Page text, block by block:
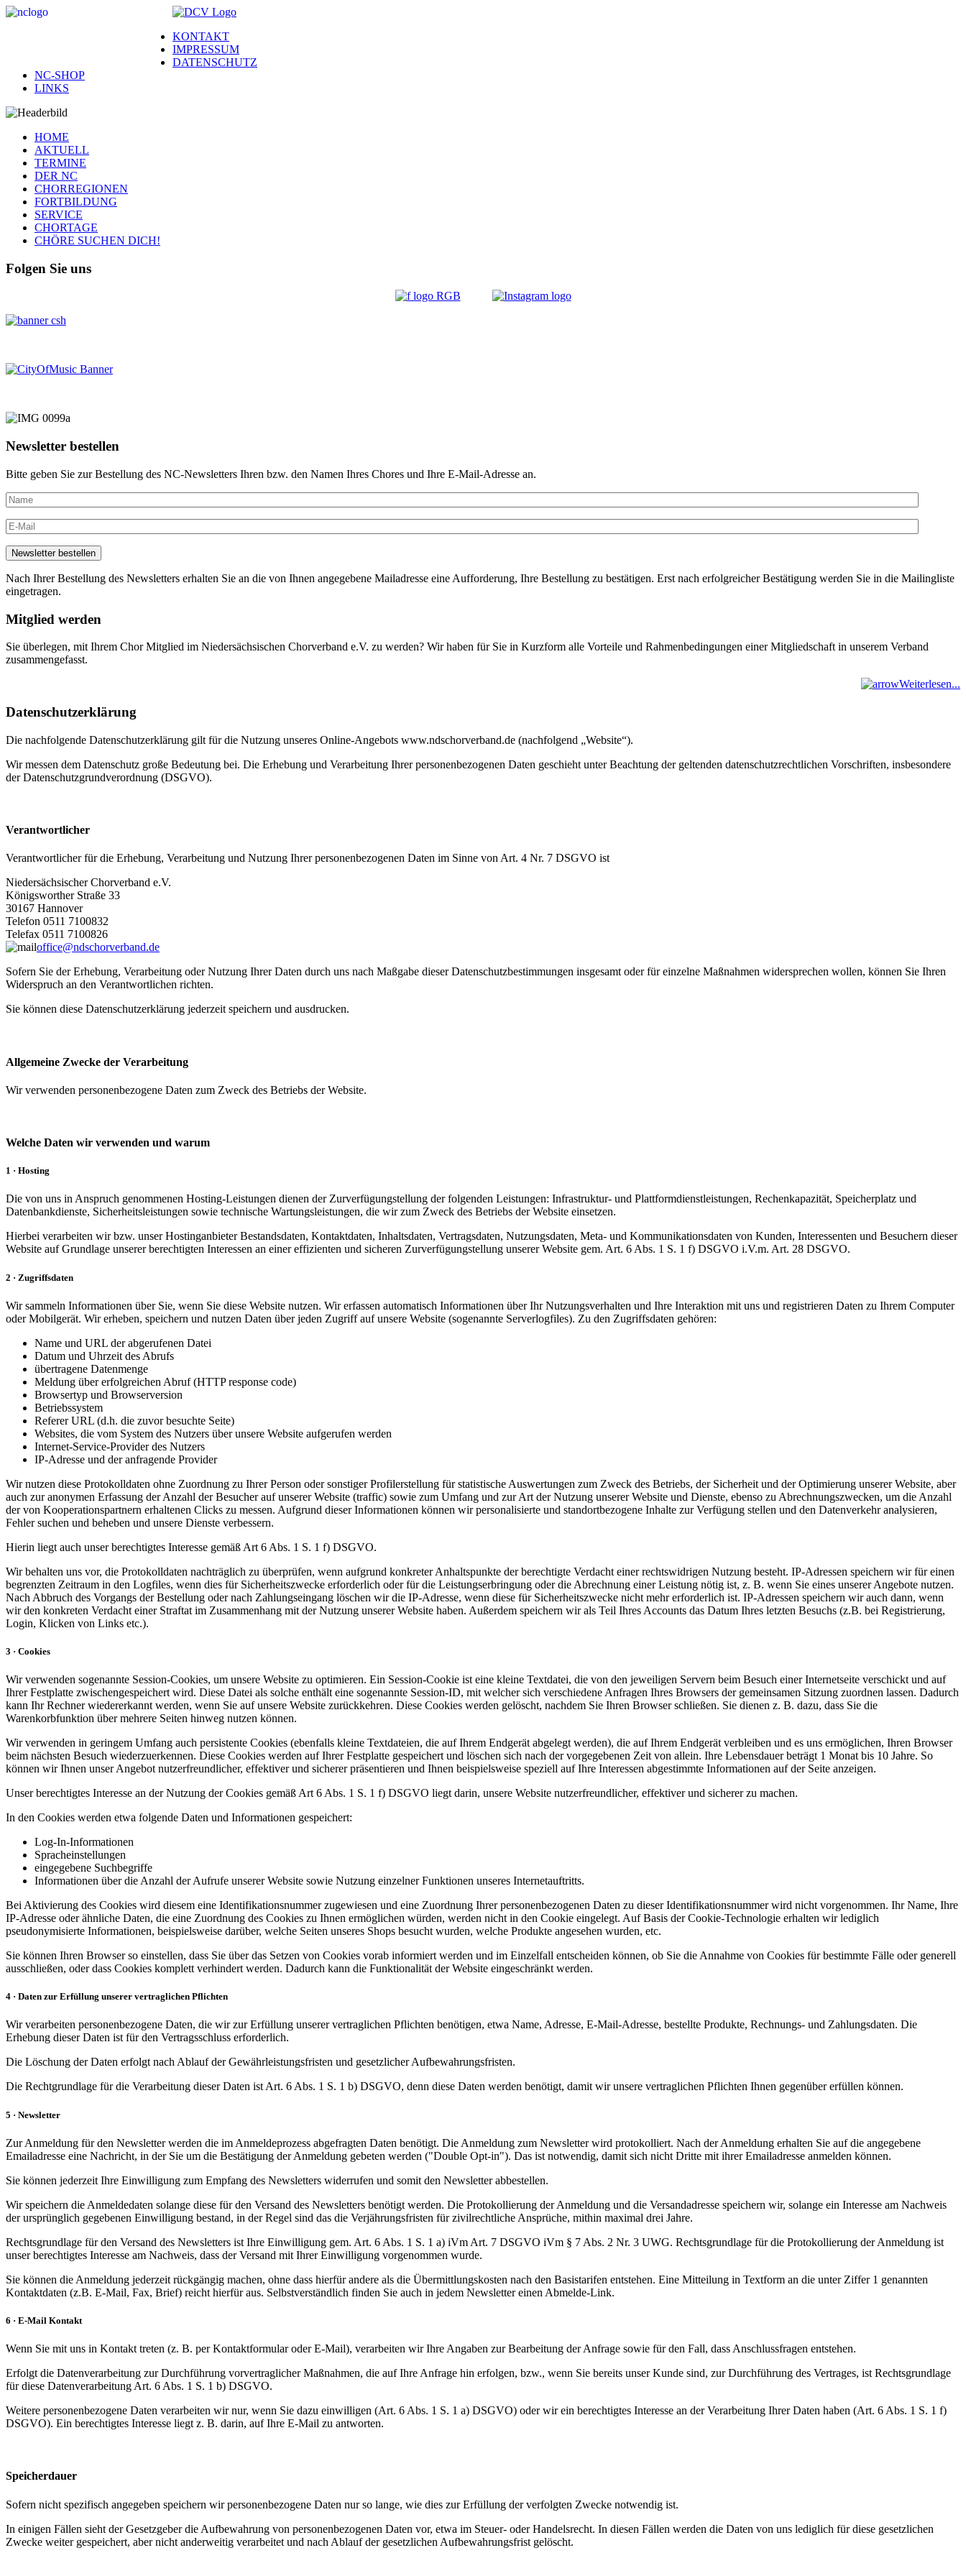
KONTAKT
IMPRESSUM
DATENSCHUTZ
NC-SHOP
LINKS
HOME
AKTUELL
TERMINE
DER NC
CHORREGIONEN
FORTBILDUNG
SERVICE
CHORTAGE
CHÖRE SUCHEN DICH!
Folgen Sie uns
Newsletter bestellen
Bitte geben Sie zur Bestellung des NC-Newsletters Ihren bzw. den Namen Ihres Chores und Ihre E-Mail-Adresse an.
Nach Ihrer Bestellung des Newsletters erhalten Sie an die von Ihnen angegebene Mailadresse eine Aufforderung, Ihre Bestellung zu bestätigen. Erst nach erfolgreicher Bestätigung werden Sie in die Mailingliste
eingetragen.
Mitglied werden
Sie überlegen, mit Ihrem Chor Mitglied im Niedersächsischen Chorverband e.V. zu werden? Wir haben für Sie in Kurzform alle Vorteile und Rahmenbedingungen einer Mitgliedschaft in unserem Verband
zusammengefasst.
Weiterlesen...
Datenschutzerklärung
Die nachfolgende Datenschutzerklärung gilt für die Nutzung unseres Online-Angebots www.ndschorverband.de (nachfolgend „Website“).
Wir messen dem Datenschutz große Bedeutung bei. Die Erhebung und Verarbeitung Ihrer personenbezogenen Daten geschieht unter Beachtung der geltenden datenschutzrechtlichen Vorschriften, insbesondere
der Datenschutzgrundverordnung (DSGVO).
Verantwortlicher
Verantwortlicher für die Erhebung, Verarbeitung und Nutzung Ihrer personenbezogenen Daten im Sinne von Art. 4 Nr. 7 DSGVO ist
Niedersächsischer Chorverband e.V.
Königsworther Straße 33
30167 Hannover
Telefon 0511 7100832
Telefax 0511 7100826
office@ndschorverband.de
Sofern Sie der Erhebung, Verarbeitung oder Nutzung Ihrer Daten durch uns nach Maßgabe dieser Datenschutzbestimmungen insgesamt oder für einzelne Maßnahmen widersprechen wollen, können Sie Ihren
Widerspruch an den Verantwortlichen richten.
Sie können diese Datenschutzerklärung jederzeit speichern und ausdrucken.
Allgemeine Zwecke der Verarbeitung
Wir verwenden personenbezogene Daten zum Zweck des Betriebs der Website.
Welche Daten wir verwenden und warum
1 · Hosting
Die von uns in Anspruch genommenen Hosting-Leistungen dienen der Zurverfügungstellung der folgenden Leistungen: Infrastruktur- und Plattformdienstleistungen, Rechenkapazität, Speicherplatz und
Datenbankdienste, Sicherheitsleistungen sowie technische Wartungsleistungen, die wir zum Zweck des Betriebs der Website einsetzen.
Hierbei verarbeiten wir bzw. unser Hostinganbieter Bestandsdaten, Kontaktdaten, Inhaltsdaten, Vertragsdaten, Nutzungsdaten, Meta- und Kommunikationsdaten von Kunden, Interessenten und Besuchern dieser
Website auf Grundlage unserer berechtigten Interessen an einer effizienten und sicheren Zurverfügungstellung unserer Website gem. Art. 6 Abs. 1 S. 1 f) DSGVO i.V.m. Art. 28 DSGVO.
2 · Zugriffsdaten
Wir sammeln Informationen über Sie, wenn Sie diese Website nutzen. Wir erfassen automatisch Informationen über Ihr Nutzungsverhalten und Ihre Interaktion mit uns und registrieren Daten zu Ihrem Computer
oder Mobilgerät. Wir erheben, speichern und nutzen Daten über jeden Zugriff auf unsere Website (sogenannte Serverlogfiles). Zu den Zugriffsdaten gehören:
Name und URL der abgerufenen Datei
Datum und Uhrzeit des Abrufs
übertragene Datenmenge
Meldung über erfolgreichen Abruf (HTTP response code)
Browsertyp und Browserversion
Betriebssystem
Referer URL (d.h. die zuvor besuchte Seite)
Websites, die vom System des Nutzers über unsere Website aufgerufen werden
Internet-Service-Provider des Nutzers
IP-Adresse und der anfragende Provider
Wir nutzen diese Protokolldaten ohne Zuordnung zu Ihrer Person oder sonstiger Profilerstellung für statistische Auswertungen zum Zweck des Betriebs, der Sicherheit und der Optimierung unserer Website, aber
auch zur anonymen Erfassung der Anzahl der Besucher auf unserer Website (traffic) sowie zum Umfang und zur Art der Nutzung unserer Website und Dienste, ebenso zu Abrechnungszwecken, um die Anzahl
der von Kooperationspartnern erhaltenen Clicks zu messen. Aufgrund dieser Informationen können wir personalisierte und standortbezogene Inhalte zur Verfügung stellen und den Datenverkehr analysieren,
Fehler suchen und beheben und unsere Dienste verbessern.
Hierin liegt auch unser berechtigtes Interesse gemäß Art 6 Abs. 1 S. 1 f) DSGVO.
Wir behalten uns vor, die Protokolldaten nachträglich zu überprüfen, wenn aufgrund konkreter Anhaltspunkte der berechtigte Verdacht einer rechtswidrigen Nutzung besteht. IP-Adressen speichern wir für einen
begrenzten Zeitraum in den Logfiles, wenn dies für Sicherheitszwecke erforderlich oder für die Leistungserbringung oder die Abrechnung einer Leistung nötig ist, z. B. wenn Sie eines unserer Angebote nutzen.
Nach Abbruch des Vorgangs der Bestellung oder nach Zahlungseingang löschen wir die IP-Adresse, wenn diese für Sicherheitszwecke nicht mehr erforderlich ist. IP-Adressen speichern wir auch dann, wenn
wir den konkreten Verdacht einer Straftat im Zusammenhang mit der Nutzung unserer Website haben. Außerdem speichern wir als Teil Ihres Accounts das Datum Ihres letzten Besuchs (z.B. bei Registrierung,
Login, Klicken von Links etc.).
3 · Cookies
Wir verwenden sogenannte Session-Cookies, um unsere Website zu optimieren. Ein Session-Cookie ist eine kleine Textdatei, die von den jeweiligen Servern beim Besuch einer Internetseite verschickt und auf
Ihrer Festplatte zwischengespeichert wird. Diese Datei als solche enthält eine sogenannte Session-ID, mit welcher sich verschiedene Anfragen Ihres Browsers der gemeinsamen Sitzung zuordnen lassen. Dadurch
kann Ihr Rechner wiedererkannt werden, wenn Sie auf unsere Website zurückkehren. Diese Cookies werden gelöscht, nachdem Sie Ihren Browser schließen. Sie dienen z. B. dazu, dass Sie die
Warenkorbfunktion über mehrere Seiten hinweg nutzen können.
Wir verwenden in geringem Umfang auch persistente Cookies (ebenfalls kleine Textdateien, die auf Ihrem Endgerät abgelegt werden), die auf Ihrem Endgerät verbleiben und es uns ermöglichen, Ihren Browser
beim nächsten Besuch wiederzuerkennen. Diese Cookies werden auf Ihrer Festplatte gespeichert und löschen sich nach der vorgegebenen Zeit von allein. Ihre Lebensdauer beträgt 1 Monat bis 10 Jahre. So
können wir Ihnen unser Angebot nutzerfreundlicher, effektiver und sicherer präsentieren und Ihnen beispielsweise speziell auf Ihre Interessen abgestimmte Informationen auf der Seite anzeigen.
Unser berechtigtes Interesse an der Nutzung der Cookies gemäß Art 6 Abs. 1 S. 1 f) DSGVO liegt darin, unsere Website nutzerfreundlicher, effektiver und sicherer zu machen.
In den Cookies werden etwa folgende Daten und Informationen gespeichert:
Log-In-Informationen
Spracheinstellungen
eingegebene Suchbegriffe
Informationen über die Anzahl der Aufrufe unserer Website sowie Nutzung einzelner Funktionen unseres Internetauftritts.
Bei Aktivierung des Cookies wird diesem eine Identifikationsnummer zugewiesen und eine Zuordnung Ihrer personenbezogenen Daten zu dieser Identifikationsnummer wird nicht vorgenommen. Ihr Name, Ihre
IP-Adresse oder ähnliche Daten, die eine Zuordnung des Cookies zu Ihnen ermöglichen würden, werden nicht in den Cookie eingelegt. Auf Basis der Cookie-Technologie erhalten wir lediglich
pseudonymisierte Informationen, beispielsweise darüber, welche Seiten unseres Shops besucht wurden, welche Produkte angesehen wurden, etc.
Sie können Ihren Browser so einstellen, dass Sie über das Setzen von Cookies vorab informiert werden und im Einzelfall entscheiden können, ob Sie die Annahme von Cookies für bestimmte Fälle oder generell
ausschließen, oder dass Cookies komplett verhindert werden. Dadurch kann die Funktionalität der Website eingeschränkt werden.
4 · Daten zur Erfüllung unserer vertraglichen Pflichten
Wir verarbeiten personenbezogene Daten, die wir zur Erfüllung unserer vertraglichen Pflichten benötigen, etwa Name, Adresse, E-Mail-Adresse, bestellte Produkte, Rechnungs- und Zahlungsdaten. Die
Erhebung dieser Daten ist für den Vertragsschluss erforderlich.
Die Löschung der Daten erfolgt nach Ablauf der Gewährleistungsfristen und gesetzlicher Aufbewahrungsfristen.
Die Rechtgrundlage für die Verarbeitung dieser Daten ist Art. 6 Abs. 1 S. 1 b) DSGVO, denn diese Daten werden benötigt, damit wir unsere vertraglichen Pflichten Ihnen gegenüber erfüllen können.
5 · Newsletter
Zur Anmeldung für den Newsletter werden die im Anmeldeprozess abgefragten Daten benötigt. Die Anmeldung zum Newsletter wird protokolliert. Nach der Anmeldung erhalten Sie auf die angegebene
Emailadresse eine Nachricht, in der Sie um die Bestätigung der Anmeldung gebeten werden ("Double Opt-in"). Das ist notwendig, damit sich nicht Dritte mit ihrer Emailadresse anmelden können.
Sie können jederzeit Ihre Einwilligung zum Empfang des Newsletters widerrufen und somit den Newsletter abbestellen.
Wir speichern die Anmeldedaten solange diese für den Versand des Newsletters benötigt werden. Die Protokollierung der Anmeldung und die Versandadresse speichern wir, solange ein Interesse am Nachweis
der ursprünglich gegebenen Einwilligung bestand, in der Regel sind das die Verjährungsfristen für zivilrechtliche Ansprüche, mithin maximal drei Jahre.
Rechtsgrundlage für den Versand des Newsletters ist Ihre Einwilligung gem. Art. 6 Abs. 1 S. 1 a) iVm Art. 7 DSGVO iVm § 7 Abs. 2 Nr. 3 UWG. Rechtsgrundlage für die Protokollierung der Anmeldung ist
unser berechtigtes Interesse am Nachweis, dass der Versand mit Ihrer Einwilligung vorgenommen wurde.
Sie können die Anmeldung jederzeit rückgängig machen, ohne dass hierfür andere als die Übermittlungskosten nach den Basistarifen entstehen. Eine Mitteilung in Textform an die unter Ziffer 1 genannten
Kontaktdaten (z.B. E-Mail, Fax, Brief) reicht hierfür aus. Selbstverständlich finden Sie auch in jedem Newsletter einen Abmelde-Link.
6 · E-Mail Kontakt
Wenn Sie mit uns in Kontakt treten (z. B. per Kontaktformular oder E-Mail), verarbeiten wir Ihre Angaben zur Bearbeitung der Anfrage sowie für den Fall, dass Anschlussfragen entstehen.
Erfolgt die Datenverarbeitung zur Durchführung vorvertraglicher Maßnahmen, die auf Ihre Anfrage hin erfolgen, bzw., wenn Sie bereits unser Kunde sind, zur Durchführung des Vertrages, ist Rechtsgrundlage
für diese Datenverarbeitung Art. 6 Abs. 1 S. 1 b) DSGVO.
Weitere personenbezogene Daten verarbeiten wir nur, wenn Sie dazu einwilligen (Art. 6 Abs. 1 S. 1 a) DSGVO) oder wir ein berechtigtes Interesse an der Verarbeitung Ihrer Daten haben (Art. 6 Abs. 1 S. 1 f)
DSGVO). Ein berechtigtes Interesse liegt z. B. darin, auf Ihre E-Mail zu antworten.
Speicherdauer
Sofern nicht spezifisch angegeben speichern wir personenbezogene Daten nur so lange, wie dies zur Erfüllung der verfolgten Zwecke notwendig ist.
In einigen Fällen sieht der Gesetzgeber die Aufbewahrung von personenbezogenen Daten vor, etwa im Steuer- oder Handelsrecht. In diesen Fällen werden die Daten von uns lediglich für diese gesetzlichen
Zwecke weiter gespeichert, aber nicht anderweitig verarbeitet und nach Ablauf der gesetzlichen Aufbewahrungsfrist gelöscht.